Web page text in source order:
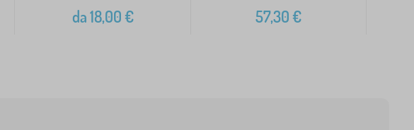
da18,00€ 57,30€